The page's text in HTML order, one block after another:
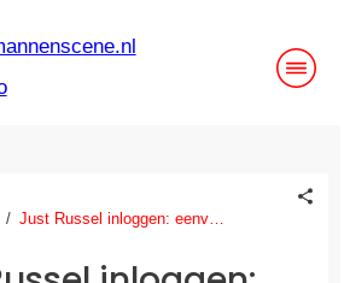
/ Just Russel inloggen: eenvoudig toegang tot je account